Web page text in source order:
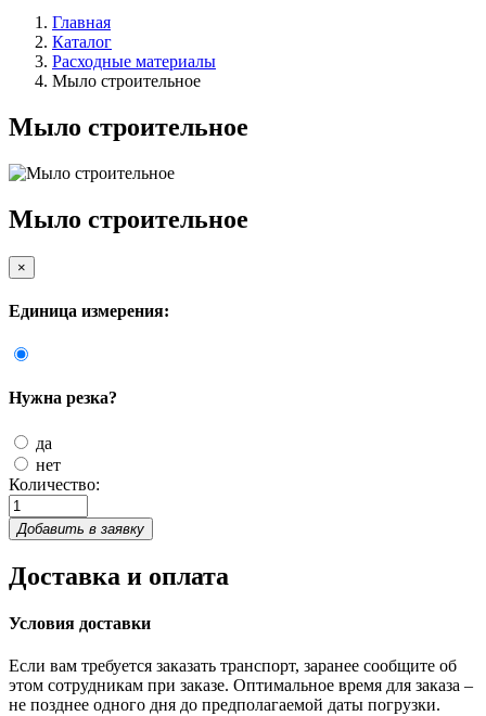
Главная
Каталог
Расходные материалы
Мыло строительное
Мыло строительное
Мыло строительное
×
Единица измерения:
Нужна резка?
да
нет
Количество:
Добавить в заявку
Доставка и оплата
Условия доставки
Если вам требуется заказать транспорт, заранее сообщите об
этом сотрудникам при заказе. Оптимальное время для заказа –
не позднее одного дня до предполагаемой даты погрузки.